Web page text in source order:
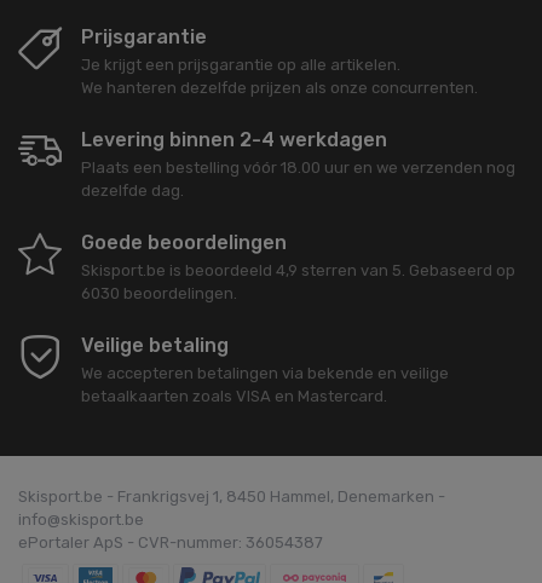
Prijsgarantie
Je krijgt een prijsgarantie op alle artikelen.
We hanteren dezelfde prijzen als onze concurrenten.
Levering binnen 2-4 werkdagen
Plaats een bestelling vóór 18.00 uur en we verzenden nog
dezelfde dag.
Goede beoordelingen
Skisport.be is beoordeeld 4,9 sterren van 5. Gebaseerd op
6030 beoordelingen.
Veilige betaling
We accepteren betalingen via bekende en veilige
betaalkaarten zoals VISA en Mastercard.
Skisport.be - Frankrigsvej 1, 8450 Hammel, Denemarken -
info@skisport.be
ePortaler ApS - CVR-nummer: 36054387